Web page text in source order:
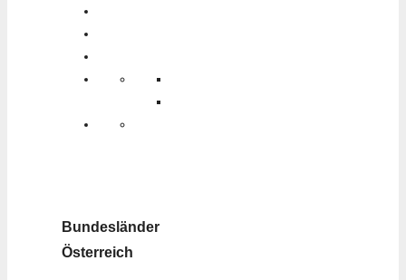
Bundesländer
Österreich